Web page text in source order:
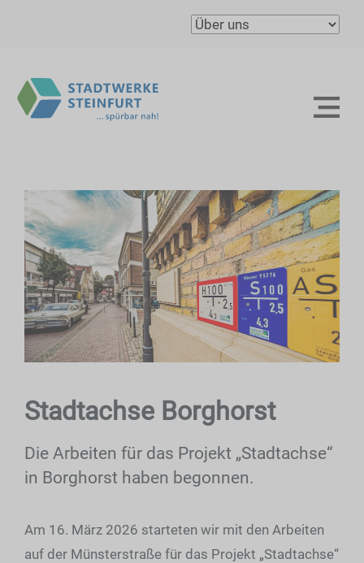
Stadtachse Borghorst
Die Arbeiten für das Projekt „Stadtachse“
in Borghorst haben begonnen.
Am 16. März 2026 starteten wir mit den Arbeiten
auf der Münsterstraße für das Projekt „Stadtachse“